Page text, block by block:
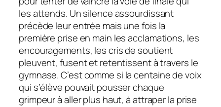
les attends. Un silence assourdissant
précède leur entrée mais une fois la
première prise en main les acclamations, les
encouragements, les cris de soutient
pleuvent, fusent et retentissent à travers le
gymnase. C’est comme si la centaine de voix
qui s’élève pouvait pousser chaque
grimpeur à aller plus haut, à attraper la prise